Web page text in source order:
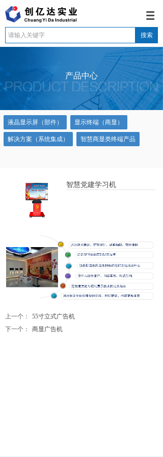
搜索
产品中心
液晶显示屏（部件） 显示终端（商显）
解决方案（系统集成） 智慧商显类终端产品
智慧党建学习机
上一个：
55寸立式广告机
下一个：
商显广告机